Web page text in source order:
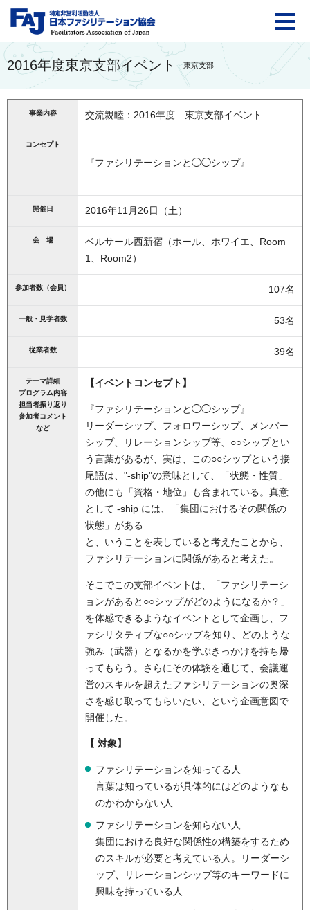
FAJ：特定非営利活動
2016年度東京支部イベント 東京支部
事業内容 交流親睦：2016年度 東京支部イベント
コンセプト
『ファシリテーションと◯◯シップ』
開催日 2016年11月26日（土）
会 場
ベルサール西新宿（ホール、ホワイエ、Room
1、Room2）
参加者数（会員） 107名
一般・見学者数 53名
従業者数 39名
テーマ詳細
プログラム内容
担当者振り返り
参加者コメント
など
【イベントコンセプト】
『ファシリテーションと◯◯シップ』
リーダーシップ、フォロワーシップ、メンバー
シップ、リレーションシップ等、○○シップとい
う言葉があるが、実は、この○○シップという接
尾語は、"-ship"の意味として、「状態・性質」
の他にも「資格・地位」も含まれている。真意
として -ship には、「集団におけるその関係の
状態」がある
と、いうことを表していると考えたことから、
ファシリテーションに関係があると考えた。
そこでこの支部イベントは、「ファシリテーシ
ョンがあると○○シップがどのようになるか？」
を体感できるようなイベントとして企画し、フ
ァシリタティブな○○シップを知り、どのような
強み（武器）となるかを学ぶきっかけを持ち帰
ってもらう。さらにその体験を通じて、会議運
営のスキルを超えたファシリテーションの奥深
さを感じ取ってもらいたい、という企画意図で
開催した。
【 対象】
ファシリテーションを知ってる人
言葉は知っているが具体的にはどのようなも
のかわからない人
ファシリテーションを知らない人
集団における良好な関係性の構築をするため
のスキルが必要と考えている人。リーダーシ
ップ、リレーションシップ等のキーワードに
興味を持っている人